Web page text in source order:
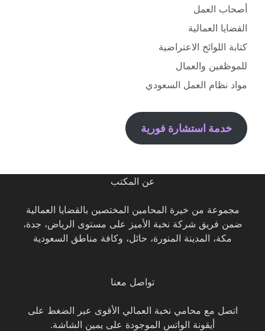
أصحاب العمل
القضايا العمالية
كتابة اللوائح الاعتراضية
للموظفين والعمال
مواد نظام العمل السعودي
خدمة استشارة فورية
عن المكتب
مجموعة من خيرة المحامين المختصين بالقضايا العمالية
ضمن فريق شركة نخبة الأميز على مستوى الرياض، جدة،
مكة، المدينة المنورة، حائل، وكافة مناطق السعودية
تواصل معنا
اتصل مع محامي نخبة العمالي الأقوى عبر الضغط على
أيقونة الواتس الموجودة على يمين الشاشة.